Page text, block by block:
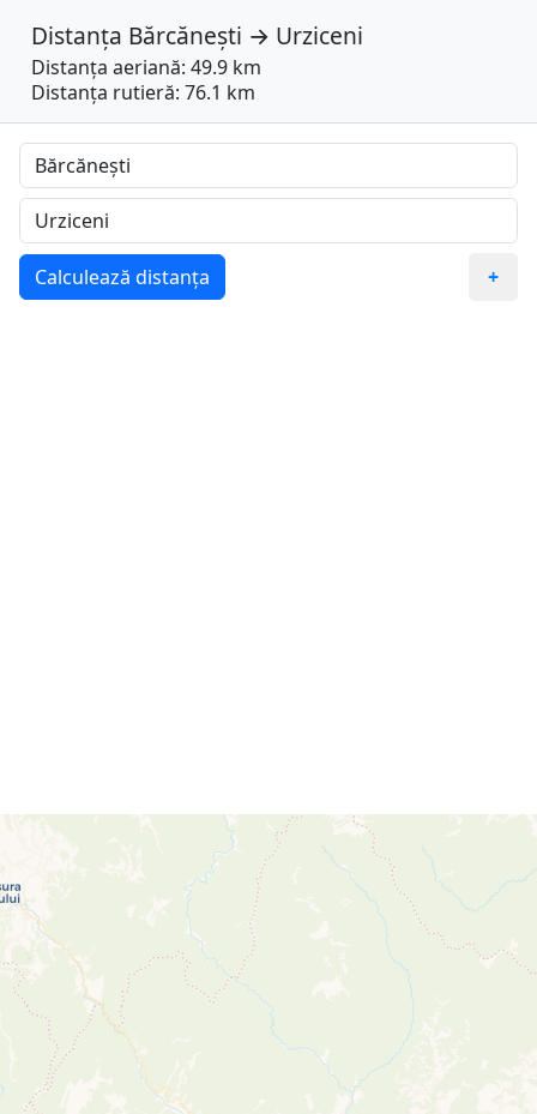
Distanța Bărcănești → Urziceni
Distanța aeriană: 49.9 km
Distanța rutieră: 76.1 km
Calculează distanța +